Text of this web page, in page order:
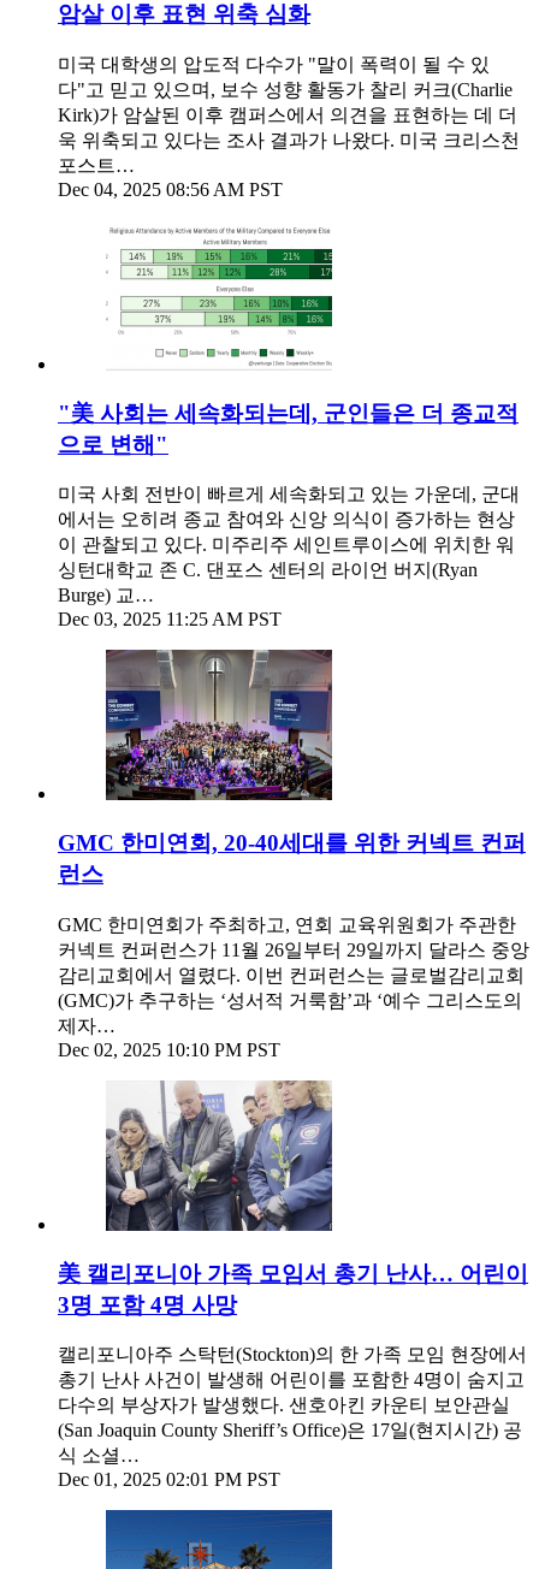
암살 이후 표현 위축 심화
미국 대학생의 압도적 다수가 "말이 폭력이 될 수 있
다"고 믿고 있으며, 보수 성향 활동가 찰리 커크(Charlie
Kirk)가 암살된 이후 캠퍼스에서 의견을 표현하는 데 더
욱 위축되고 있다는 조사 결과가 나왔다. 미국 크리스천
포스트…
Dec 04, 2025 08:56 AM PST
"美 사회는 세속화되는데, 군인들은 더 종교적
으로 변해"
미국 사회 전반이 빠르게 세속화되고 있는 가운데, 군대
에서는 오히려 종교 참여와 신앙 의식이 증가하는 현상
이 관찰되고 있다. 미주리주 세인트루이스에 위치한 워
싱턴대학교 존 C. 댄포스 센터의 라이언 버지(Ryan
Burge) 교…
Dec 03, 2025 11:25 AM PST
GMC 한미연회, 20-40세대를 위한 커넥트 컨퍼
런스
GMC 한미연회가 주최하고, 연회 교육위원회가 주관한
커넥트 컨퍼런스가 11월 26일부터 29일까지 달라스 중앙
감리교회에서 열렸다. 이번 컨퍼런스는 글로벌감리교회
(GMC)가 추구하는 ‘성서적 거룩함’과 ‘예수 그리스도의
제자…
Dec 02, 2025 10:10 PM PST
美 캘리포니아 가족 모임서 총기 난사… 어린이
3명 포함 4명 사망
캘리포니아주 스탁턴(Stockton)의 한 가족 모임 현장에서
총기 난사 사건이 발생해 어린이를 포함한 4명이 숨지고
다수의 부상자가 발생했다. 샌호아킨 카운티 보안관실
(San Joaquin County Sheriff’s Office)은 17일(현지시간) 공
식 소셜…
Dec 01, 2025 02:01 PM PST